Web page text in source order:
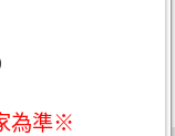
為準※